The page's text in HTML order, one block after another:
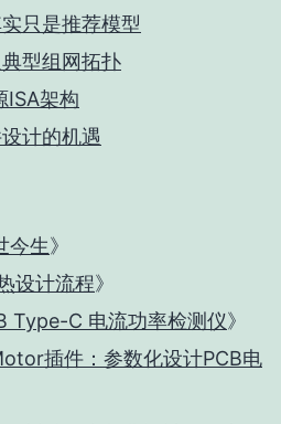
只是推荐模型
型组网拓扑
ISA架构
计的机遇
今生》
设计流程》
Type-C 电流功率检测仪》
插件：参数化设计PCB电